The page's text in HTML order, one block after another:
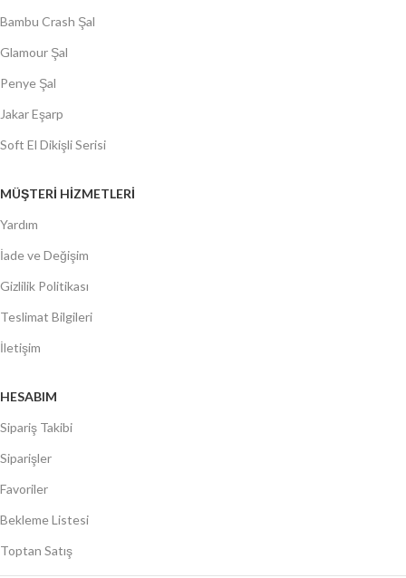
Bambu Crash Şal
Glamour Şal
Penye Şal
Jakar Eşarp
Soft El Dikişli Serisi
MÜŞTERİ HİZMETLERİ
Yardım
İade ve Değişim
Gizlilik Politikası
Teslimat Bilgileri
İletişim
HESABIM
Sipariş Takibi
Siparişler
Favoriler
Bekleme Listesi
Toptan Satış